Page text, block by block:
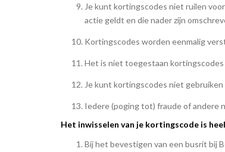
Je kunt kortingscodes niet ruilen
actie geldt en die nader zijn
Kortingscodes worden eenmalig
Het is niet toegestaan kortingscodes
Je kunt kortingscodes niet
Iedere (poging tot) fraude of
Het inwisselen van je kortingscode is
Bij het bevestigen van een busrit bij